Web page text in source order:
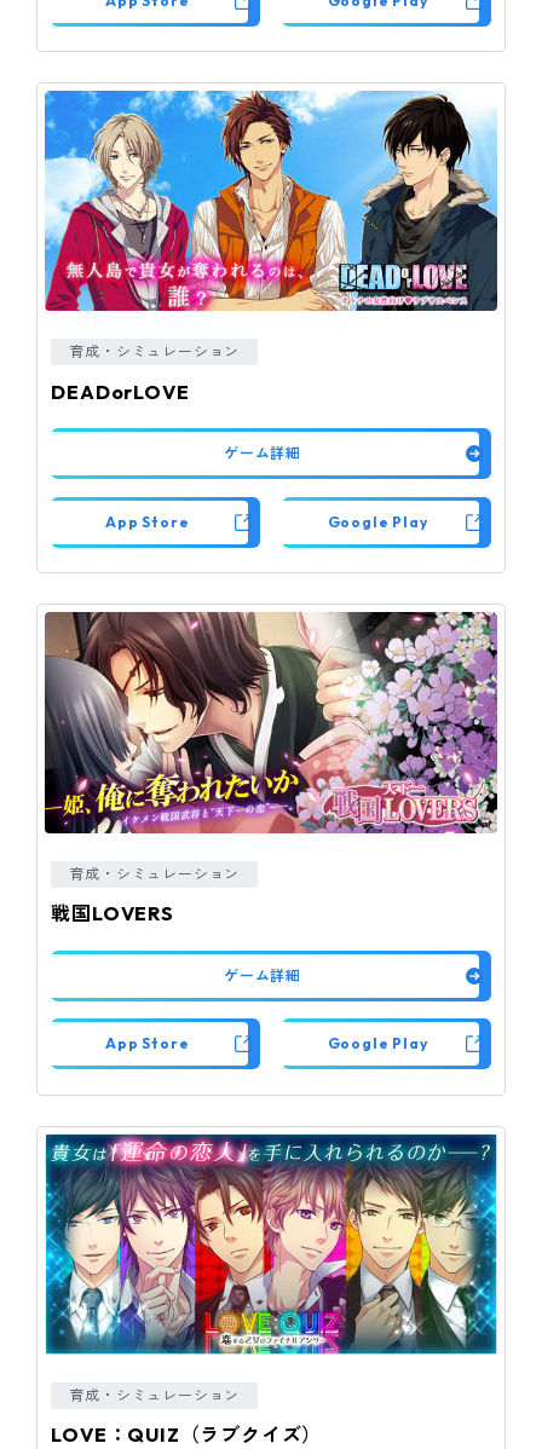
育成・シミュレーション
DEADorLOVE
ゲーム詳細
App Store Google Play
育成・シミュレーション
戦国LOVERS
ゲーム詳細
App Store Google Play
育成・シミュレーション
LOVE：QUIZ（ラブクイズ）